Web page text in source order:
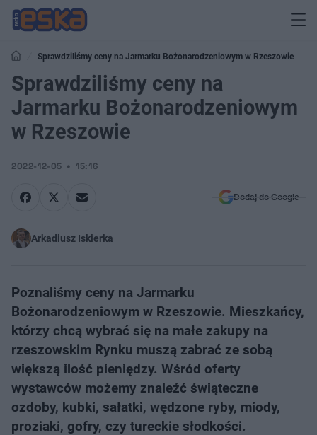
Sprawdziliśmy ceny na Jarmarku Bożonarodzeniowym w Rzeszowie
Sprawdziliśmy ceny na
Jarmarku Bożonarodzeniowym
w Rzeszowie
2022-12-05 15:16
Dodaj do Google
Arkadiusz Iskierka
Poznaliśmy ceny na Jarmarku
Bożonarodzeniowym w Rzeszowie. Mieszkańcy,
którzy chcą wybrać się na małe zakupy na
rzeszowskim Rynku muszą zabrać ze sobą
większą ilość pieniędzy. Wśród oferty
wystawców możemy znaleźć świąteczne
ozdoby, kubki, sałatki, wędzone ryby, miody,
proziaki, gofry, czy tureckie słodkości.